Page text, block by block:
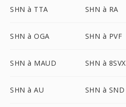
SHN à TTA SHN à RA
SHN à OGA SHN à PVF
SHN à MAUD SHN à 8SVX
SHN à AU SHN à SND